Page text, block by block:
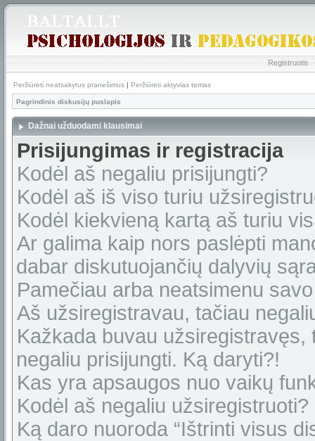
Registruotis
Peržiūrėti neatsakytus pranešimus | Peržiūrėti aktyvias temas
Pagrindinis diskusijų puslapis
Dažnai užduodami klausimai
Prisijungimas ir registracija
Kodėl aš negaliu prisijungti?
Kodėl aš iš viso turiu
Kodėl kiekvieną kartą aš turiu
Ar galima kaip nors paslėpti
dabar diskutuojančių dalyvių
Pamečiau arba neatsimenu
Aš užsiregistravau, tačiau
Kažkada buvau
negaliu prisijungti. Ką daryti?!
Kas yra apsaugos nuo vaikų
Kodėl aš negaliu užsiregistruoti?
Ką daro nuoroda “Ištrinti visus